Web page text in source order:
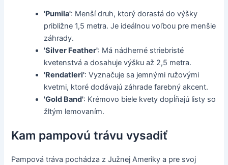
'Pumila': Menší druh, ktorý dorastá do výšky
približne 1,5 metra. Je ideálnou voľbou pre menšie
záhrady.
'Silver Feather': Má nádherné striebristé
kvetenstvá a dosahuje výšku až 2,5 metra.
'Rendatleri': Vyznačuje sa jemnými ružovými
kvetmi, ktoré dodávajú záhrade farebný akcent.
'Gold Band': Krémovo biele kvety dopĺňajú listy so
žltým lemovaním.
Kam pampovú trávu vysadiť
Pampová tráva pochádza z Južnej Ameriky a pre svoj